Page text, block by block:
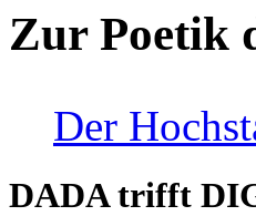
Zur Poetik
Der
DADA trifft